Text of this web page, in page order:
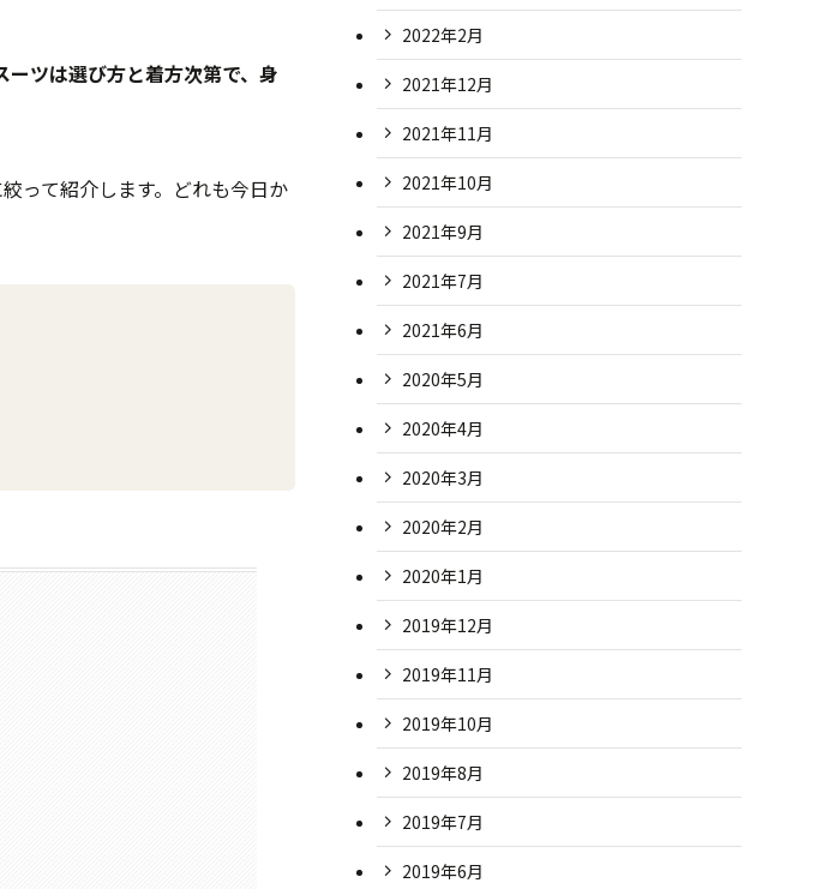
ーツは選び方と着方次第で、身
って紹介します。どれも今日か
2022年2月
2021年12月
2021年11月
2021年10月
2021年9月
2021年7月
2021年6月
2020年5月
2020年4月
2020年3月
2020年2月
2020年1月
2019年12月
2019年11月
2019年10月
2019年8月
2019年7月
2019年6月